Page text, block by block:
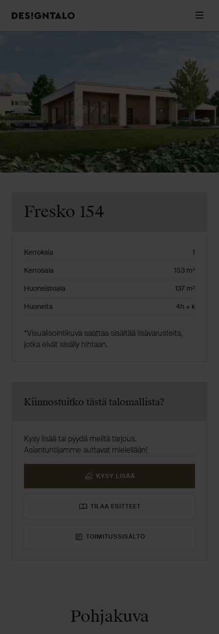
Designtalo
Fresko 154
Kerroksia 1
Kerrosala 153 m²
Huoneistoala 137 m²
Huoneita 4h + k
*Visualisointikuva saattaa sisältää lisävarusteita,
jotka eivät sisälly hintaan.
Kiinnostuitko tästä talomallista?
Kysy lisää tai pyydä meiltä tarjous.
Asiantuntijamme auttavat mielellään!
KYSY LISÄÄ
TILAA ESITTEET
TOIMITUSSISÄLTÖ
Pohjakuva